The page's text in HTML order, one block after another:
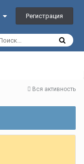
Регистрация
Вся активность